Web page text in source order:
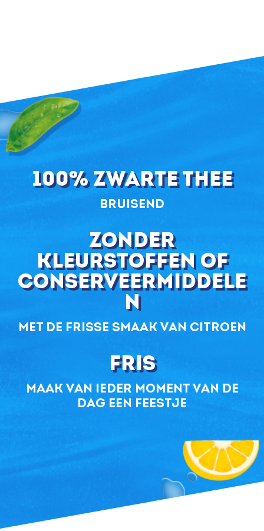
100% zwarte thee
bruisend
zonder
kleurstoffen of
conserveermiddele
n
met de frisse smaak van citroen
Fris
maak van ieder moment van de
dag een feestje